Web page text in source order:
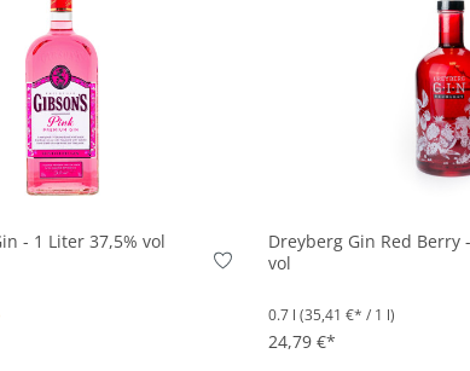
- 1 Liter 37,5% vol
Bewertung von 5 von 5 Sternen
In den Korb
Dreyberg Gin Red Berry
vol
0.7 l (35,41 €* / 1 l)
24,79 €*
In den